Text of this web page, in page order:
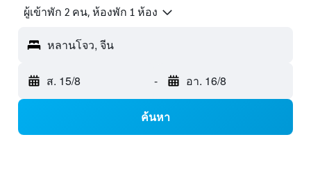
ผู้เข้าพัก 2 คน, ห้องพัก 1 ห้อง
หลานโจว, จีน
ส. 15/8 - อา. 16/8
ค้นหา